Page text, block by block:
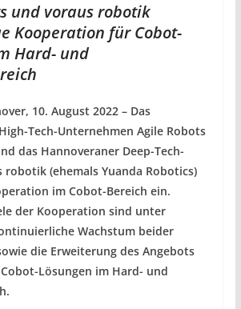
und voraus robotik
Kooperation für Cobot-
Hard- und
10. August 2022 – Das
Tech-Unternehmen Agile Robots
das Hannoveraner Deep-Tech-
(ehemals Yuanda Robotics)
im Cobot-Bereich ein.
der Kooperation sind unter
Wachstum beider
die Erweiterung des Angebots
Lösungen im Hard- und